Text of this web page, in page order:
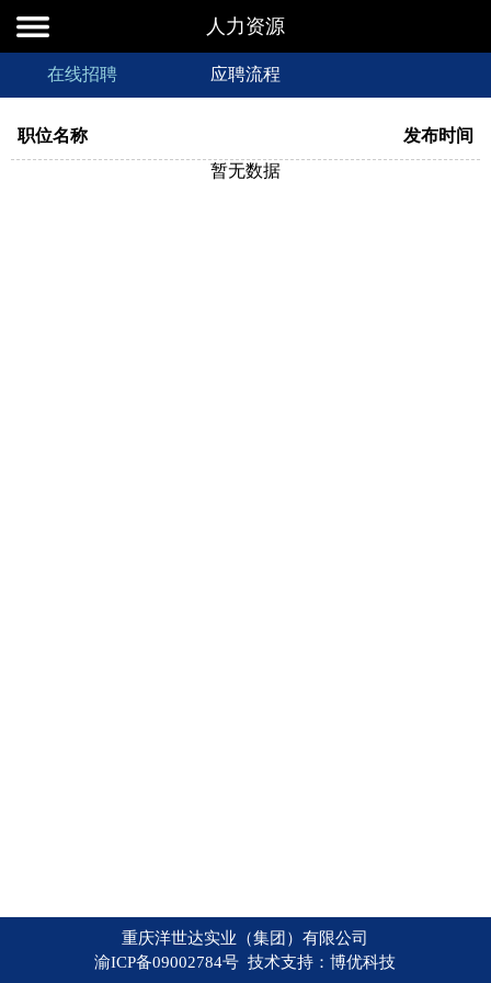
人力资源
在线招聘 应聘流程
职位名称
发布时间
暂无数据
重庆洋世达实业（集团）有限公司
渝ICP备09002784号 技术支持：博优科技